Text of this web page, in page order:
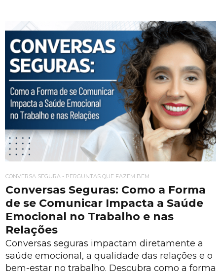
CONVERSA SEGURA - PERGUNTAS QUE FAZEM BEM
Conversas Seguras: Como a Forma
de se Comunicar Impacta a Saúde
Emocional no Trabalho e nas
Relações
Conversas seguras impactam diretamente a
saúde emocional, a qualidade das relações e o
bem-estar no trabalho. Descubra como a forma